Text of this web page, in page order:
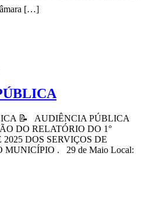
[…]
📝 AUDIÊNCIA PÚBLICA
DO RELATÓRIO DO 1°
DOS SERVIÇOS DE
MUNICÍPIO . 29 de Maio Local: